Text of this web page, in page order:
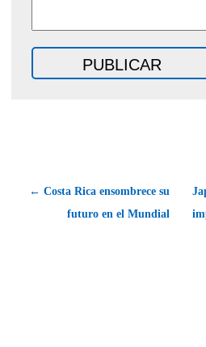
← Costa Rica ensombrece su
futuro en el Mundial